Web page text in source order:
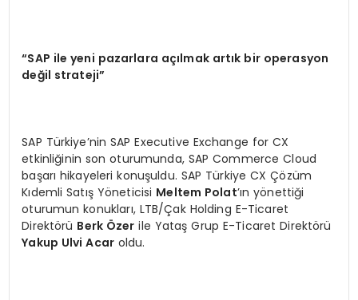
“SAP ile yeni pazarlara açılmak artık bir operasyon
değil strateji”
SAP Türkiye’nin SAP Executive Exchange for CX
etkinliğinin son oturumunda, SAP Commerce Cloud
başarı hikayeleri konuşuldu. SAP Türkiye CX Çözüm
Kıdemli Satış Yöneticisi Meltem Polat’ın yönettiği
oturumun konukları, LTB/Çak Holding E-Ticaret
Direktörü Berk Özer ile Yataş Grup E-Ticaret Direktörü
Yakup Ulvi Acaroldu.